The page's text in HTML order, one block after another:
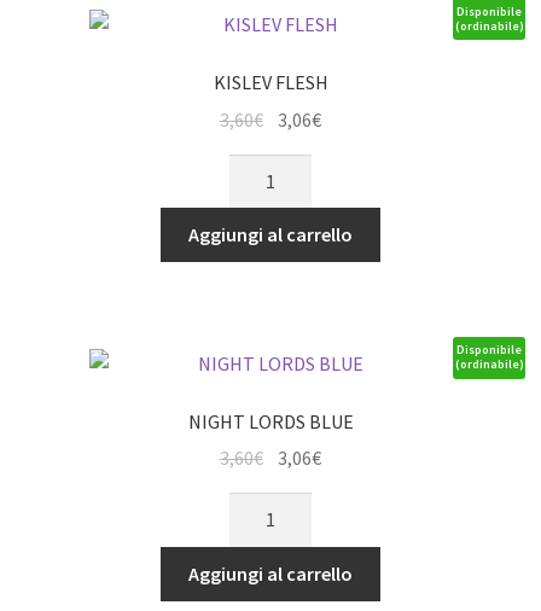
Disponibile
(ordinabile)
KISLEV FLESH
3,60€
originale
era:
3,60€.
3,06€Il
è:
3,06€.
quantità
Aggiungi al carrello
Disponibile
(ordinabile)
NIGHT LORDS BLUE
3,60€
prezzo
originale
era:
3,60€.
3,06€Il
è:
3,06€.
BLUE
quantità
Aggiungi al carrello